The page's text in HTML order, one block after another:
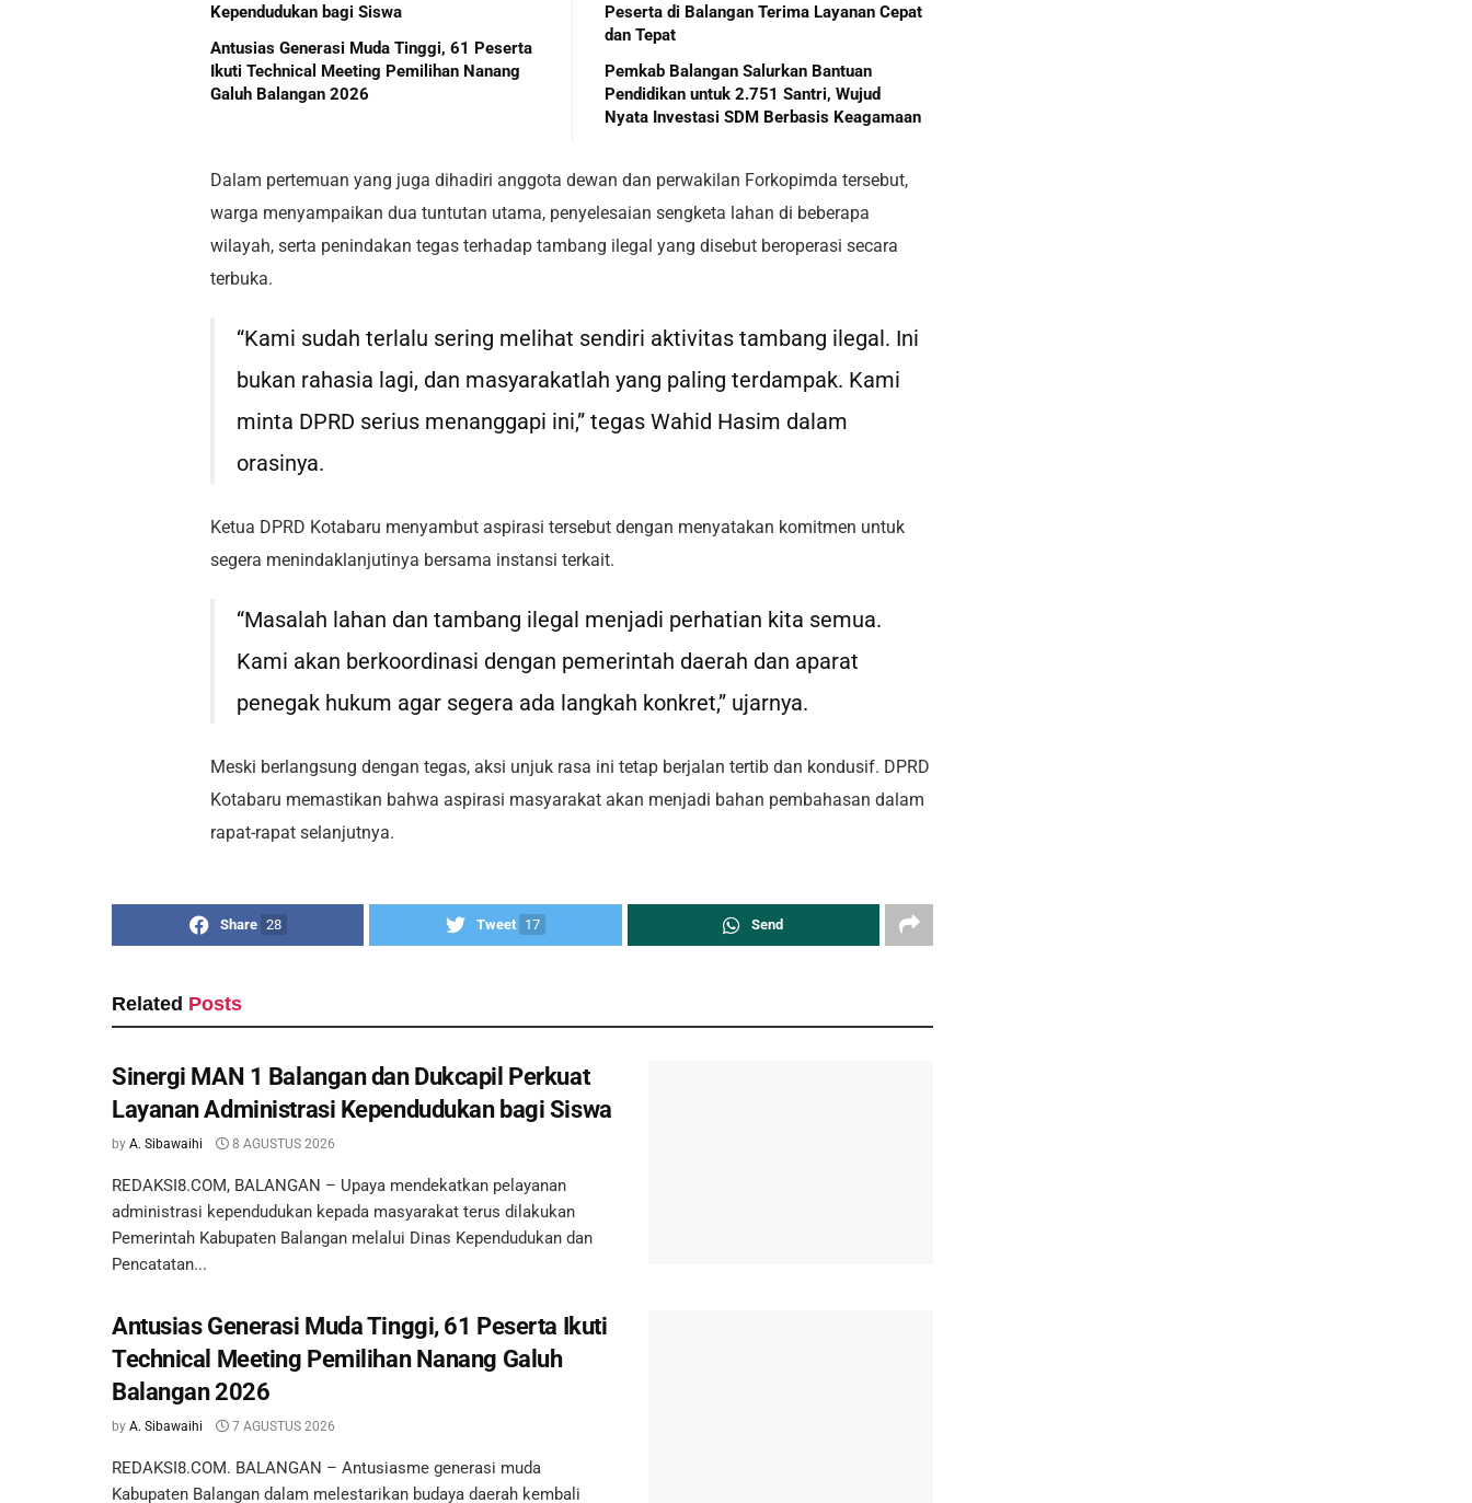
Kependudukan bagi Siswa
Antusias Generasi Muda Tinggi, 61 Peserta
Ikuti Technical Meeting Pemilihan Nanang
Galuh Balangan 2026
Peserta di Balangan Terima Layanan Cepat
dan Tepat
Pemkab Balangan Salurkan Bantuan
Pendidikan untuk 2.751 Santri, Wujud
Nyata Investasi SDM Berbasis Keagamaan
Dalam pertemuan yang juga dihadiri anggota dewan dan perwakilan Forkopimda tersebut,
warga menyampaikan dua tuntutan utama, penyelesaian sengketa lahan di beberapa
wilayah, serta penindakan tegas terhadap tambang ilegal yang disebut beroperasi secara
terbuka.
“Kami sudah terlalu sering melihat sendiri aktivitas tambang ilegal. Ini
bukan rahasia lagi, dan masyarakatlah yang paling terdampak. Kami
minta DPRD serius menanggapi ini,” tegas Wahid Hasim dalam
orasinya.
Ketua DPRD Kotabaru menyambut aspirasi tersebut dengan menyatakan komitmen untuk
segera menindaklanjutinya bersama instansi terkait.
“Masalah lahan dan tambang ilegal menjadi perhatian kita semua.
Kami akan berkoordinasi dengan pemerintah daerah dan aparat
penegak hukum agar segera ada langkah konkret,” ujarnya.
Meski berlangsung dengan tegas, aksi unjuk rasa ini tetap berjalan tertib dan kondusif. DPRD
Kotabaru memastikan bahwa aspirasi masyarakat akan menjadi bahan pembahasan dalam
rapat-rapat selanjutnya.
Share 28 Tweet 17 Send
Related Posts
Sinergi MAN 1 Balangan dan Dukcapil Perkuat
Layanan Administrasi Kependudukan bagi Siswa
by A. Sibawaihi 8 AGUSTUS 2026
REDAKSI8.COM, BALANGAN – Upaya mendekatkan pelayanan
administrasi kependudukan kepada masyarakat terus dilakukan
Pemerintah Kabupaten Balangan melalui Dinas Kependudukan dan
Pencatatan...
Antusias Generasi Muda Tinggi, 61 Peserta Ikuti
Technical Meeting Pemilihan Nanang Galuh
Balangan 2026
by A. Sibawaihi 7 AGUSTUS 2026
REDAKSI8.COM. BALANGAN – Antusiasme generasi muda
Kabupaten Balangan dalam melestarikan budaya daerah kembali